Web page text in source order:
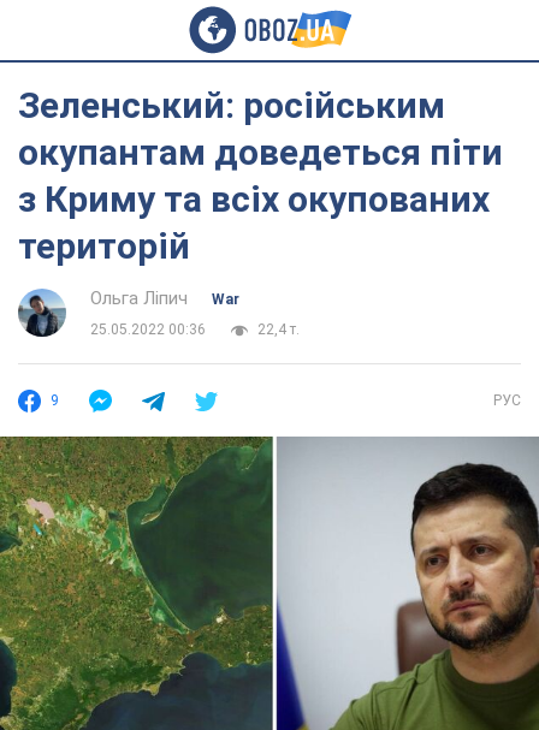
Зеленський: російським
окупантам доведеться піти
з Криму та всіх окупованих
територій
Ольга Ліпич
War
25.05.2022 00:36
22,4 т.
9 РУС